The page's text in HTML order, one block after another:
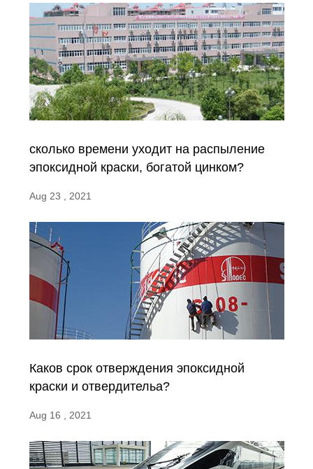
сколько времени уходит на распыление
эпоксидной краски, богатой цинком?
Aug 23 , 2021
Каков срок отверждения эпоксидной
краски и отвердительа?
Aug 16 , 2021